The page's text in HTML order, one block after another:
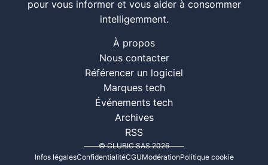
pour vous informer et vous aider à consommer
intelligemment.
À propos
Nous contacter
Référencer un logiciel
Marques tech
Événements tech
Archives
RSS
© CLUBIC SAS 2026
Infos légalesConfidentialitéCGUModérationPolitique cookie